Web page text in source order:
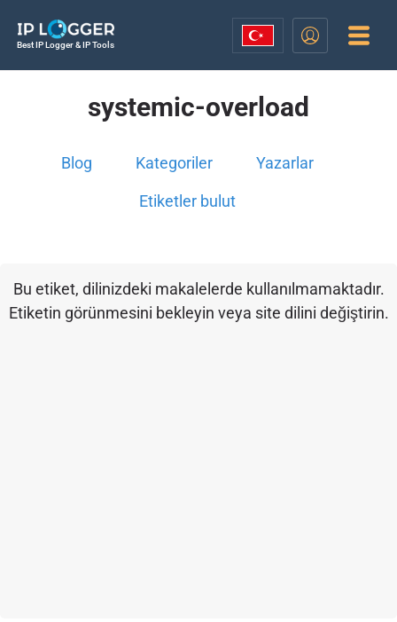
Best IP Logger & IP Tools
systemic-overload
Blog Kategoriler Yazarlar
Etiketler bulut